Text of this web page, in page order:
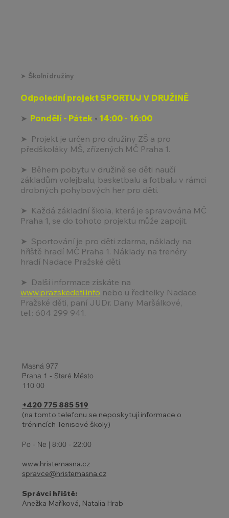
Odpolední projekt SPORTUJ V DRUŽINĚ
➤ Pondělí - Pátek • 14:00 - 16:00
➤ Projekt je určen pro družiny ZŠ a pro
předškoláky MŠ, zřízených MČ Praha 1.
➤ Během pobytu v družině se děti naučí
základům volejbalu, basketbalu a fotbalu v rámci
drobných pohybových her pro děti.
➤ Každá základní škola, která je spravována MČ
Praha 1, se do tohoto projektu může zapojit.
➤ Sportování je pro děti zdarma, náklady na
hřiště hradí MČ Praha 1. Náklady na trenéry
hradí Nadace Pražské děti.
➤ Další informace získáte na
www.prazskedeti.info nebo u ředitelky Nadace
Pražské děti, paní JUDr. Dany Maršálkové,
tel.: 604 299 941.
➤ Školní družiny
Masná 977
Praha 1 - Staré Město
110 00
+420 775 885 519
(na tomto telefonu se neposkytují informace o
trénincích Tenisové školy)
Po - Ne | 8:00 - 22:00
www.hristemasna.cz
spravce@hristemasna.cz
Správci hřiště:
Anežka Maříková, Natalia Hrab